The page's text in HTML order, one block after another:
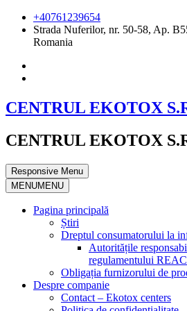
+40761239654
Strada Nuferilor, nr. 50-58, Ap.
Romania
CENTRUL EKOTOX
CENTRUL EKOTOX
Responsive Menu
MENUMENU
Pagina principală
Știri
Dreptul consumatorului la
Autoritățile
regulamentului
Obligația furnizorului de
Despre companie
Contact – Ekotox centers